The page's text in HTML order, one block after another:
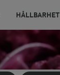
HÅLLBARHET